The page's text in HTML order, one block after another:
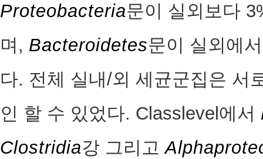
Proteobacteria문이 실외보다
며, Bacteroidetes문이 실외에
다. 전체 실내/외 세균군집은 서
인 할 수 있었다. Classlevel에서
Clostridia강 그리고